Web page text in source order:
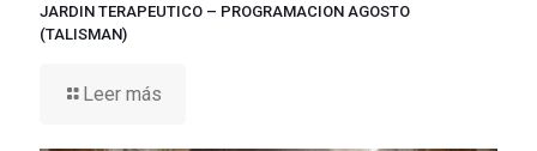
JARDIN TERAPEUTICO – PROGRAMACION AGOSTO
(TALISMAN)
Leer más